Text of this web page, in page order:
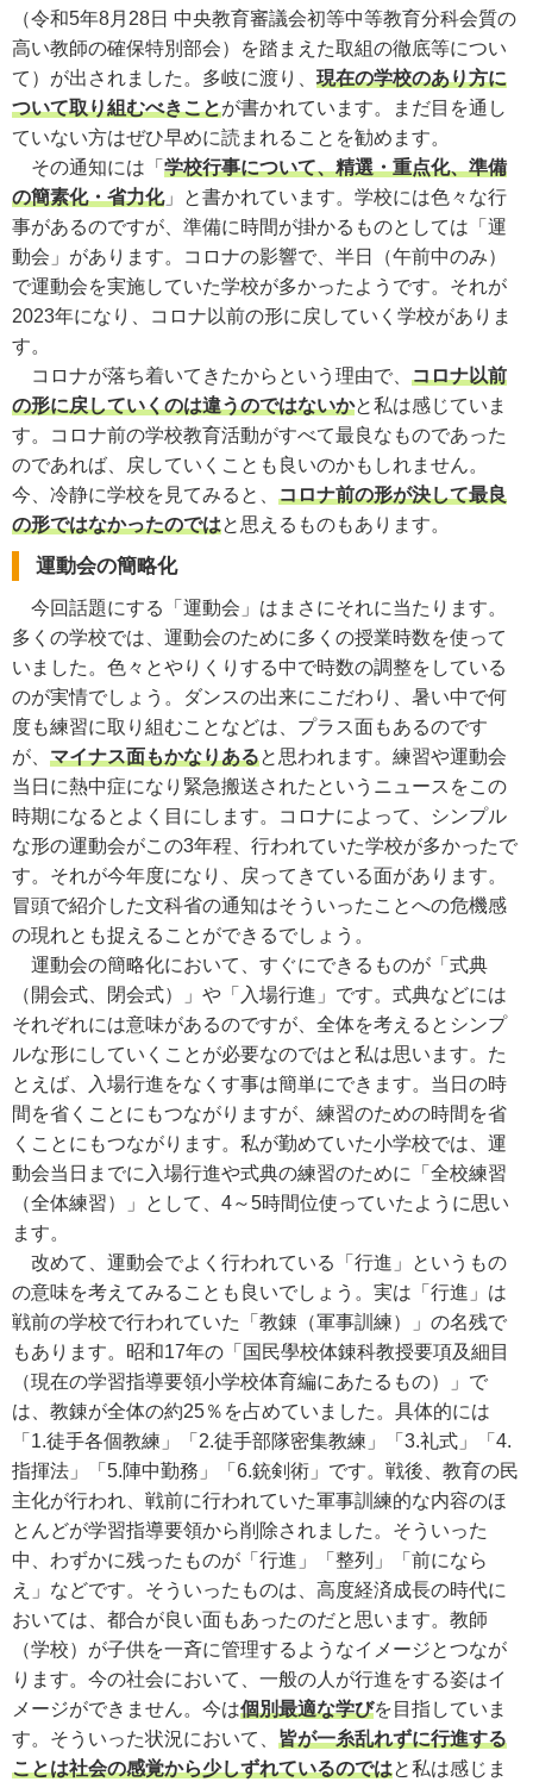
（令和5年8月28日 中央教育審議会初等中等教育分科会質の
高い教師の確保特別部会）を踏まえた取組の徹底等につい
て）が出されました。多岐に渡り、 現在の学校のあり方に
ついて取り組むべきことが書かれています。まだ目を通し
ていない方はぜひ早めに読まれることを勧めます。
その通知には「 学校行事について、精選・重点化、準備
の簡素化・省力化」と書かれています。学校には色々な行
事があるのですが、準備に時間が掛かるものとしては「運
動会」があります。コロナの影響で、半日（午前中のみ）
で運動会を実施していた学校が多かったようです。それが
2023年になり、コロナ以前の形に戻していく学校がありま
す。
コロナが落ち着いてきたからという理由で、 コロナ以前
の形に戻していくのは違うのではないかと私は感じていま
す。コロナ前の学校教育活動がすべて最良なものであった
のであれば、戻していくことも良いのかもしれません。
今、冷静に学校を見てみると、 コロナ前の形が決して最良
の形ではなかったのではと思えるものもあります。
運動会の簡略化
今回話題にする「運動会」はまさにそれに当たります。
多くの学校では、運動会のために多くの授業時数を使って
いました。色々とやりくりする中で時数の調整をしている
のが実情でしょう。ダンスの出来にこだわり、暑い中で何
度も練習に取り組むことなどは、プラス面もあるのです
が、 マイナス面もかなりあると思われます。練習や運動会
当日に熱中症になり緊急搬送されたというニュースをこの
時期になるとよく目にします。コロナによって、シンプル
な形の運動会がこの3年程、行われていた学校が多かったで
す。それが今年度になり、戻ってきている面があります。
冒頭で紹介した文科省の通知はそういったことへの危機感
の現れとも捉えることができるでしょう。
運動会の簡略化において、すぐにできるものが「式典
（開会式、閉会式）」や「入場行進」です。式典などには
それぞれには意味があるのですが、全体を考えるとシンプ
ルな形にしていくことが必要なのではと私は思います。た
とえば、入場行進をなくす事は簡単にできます。当日の時
間を省くことにもつながりますが、練習のための時間を省
くことにもつながります。私が勤めていた小学校では、運
動会当日までに入場行進や式典の練習のために「全校練習
（全体練習）」として、4～5時間位使っていたように思い
ます。
改めて、運動会でよく行われている「行進」というもの
の意味を考えてみることも良いでしょう。実は「行進」は
戦前の学校で行われていた「教錬（軍事訓練）」の名残で
もあります。昭和17年の「国民學校体錬科教授要項及細目
（現在の学習指導要領小学校体育編にあたるもの）」で
は、教錬が全体の約25％を占めていました。具体的には
「1.徒手各個教練」「2.徒手部隊密集教練」「3.礼式」「4.
指揮法」「5.陣中勤務」「6.銃剣術」です。戦後、教育の民
主化が行われ、戦前に行われていた軍事訓練的な内容のほ
とんどが学習指導要領から削除されました。そういった
中、わずかに残ったものが「行進」「整列」「前になら
え」などです。そういったものは、高度経済成長の時代に
おいては、都合が良い面もあったのだと思います。教師
（学校）が子供を一斉に管理するようなイメージとつなが
ります。今の社会において、一般の人が行進をする姿はイ
メージができません。今は個別最適な学びを目指していま
す。そういった状況において、 皆が一糸乱れずに行進する
ことは社会の感覚から少しずれているのではと私は感じま